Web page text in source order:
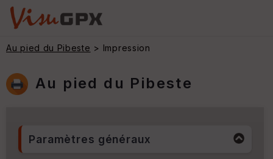
Au pied du Pibeste > Impression
Au pied du Pibeste
Paramètres généraux